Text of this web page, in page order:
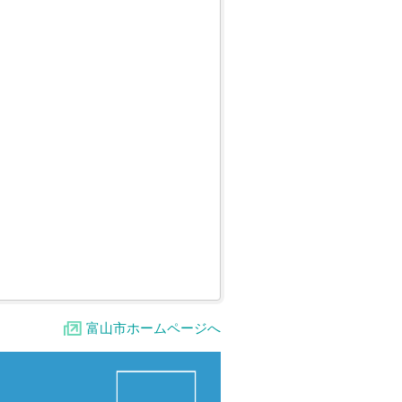
富山市ホームページへ